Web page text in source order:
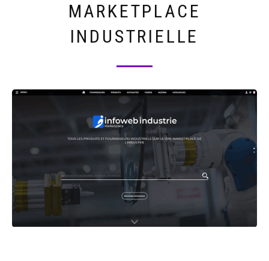
MARKETPLACE
INDUSTRIELLE